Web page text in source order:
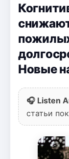
Новые
🎧 Listen
статьи